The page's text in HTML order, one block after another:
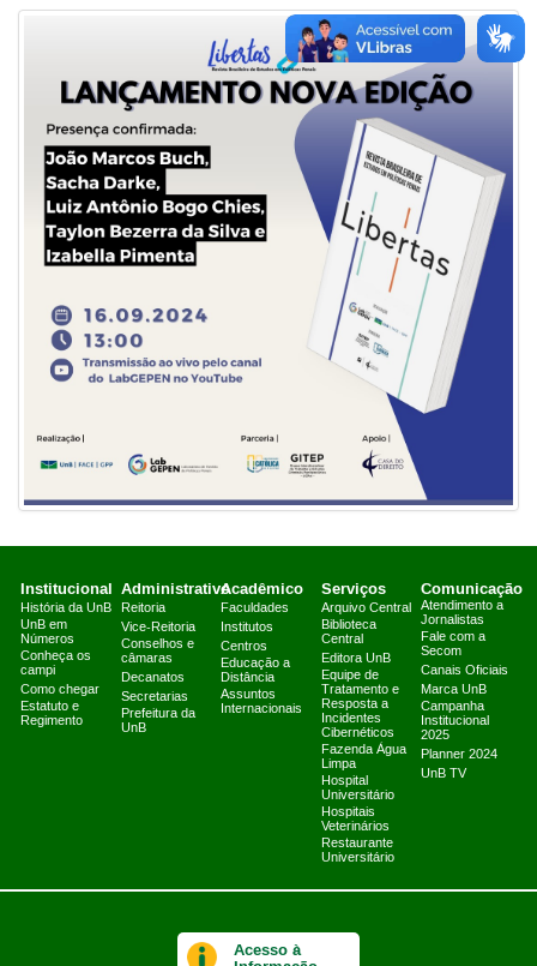
Institucional
História da UnB
UnB em
Números
Conheça os
campi
Como chegar
Estatuto e
Regimento
Administrativo
Reitoria
Vice-Reitoria
Conselhos e
câmaras
Decanatos
Secretarias
Prefeitura da
UnB
Acadêmico
Faculdades
Institutos
Centros
Educação a
Distância
Assuntos
Internacionais
Serviços
Arquivo Central
Biblioteca
Central
Editora UnB
Equipe de
Tratamento e
Resposta a
Incidentes
Cibernéticos
Fazenda Água
Limpa
Hospital
Universitário
Hospitais
Veterinários
Restaurante
Universitário
Comunicação
Atendimento a
Jornalistas
Fale com a
Secom
Canais Oficiais
Marca UnB
Campanha
Institucional
2025
Planner 2024
UnB TV
Acesso à